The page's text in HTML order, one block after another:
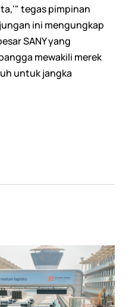
tegas pimpinan
ini mengungkap
SANY yang
mewakili merek
untuk jangka